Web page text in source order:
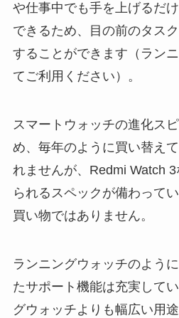
や仕事中でも手を上げるだ
できるため、目の前のタス
することができます（ラン
てご利用ください）。
スマートウォッチの進化ス
め、毎年のように買い替え
れませんが、Redmi Watch
られるスペックが備わって
買い物ではありません。
ランニングウォッチのよう
たサポート機能は充実して
グウォッチよりも幅広い用